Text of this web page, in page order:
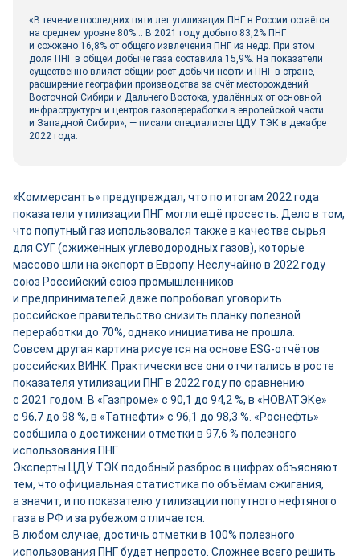
«В течение последних пяти лет утилизация ПНГ в России остаётся
на среднем уровне 80%… В 2021 году добыто 83,2% ПНГ
и сожжено 16,8% от общего извлечения ПНГ из недр. При этом
доля ПНГ в общей добыче газа составила 15,9%. На показатели
существенно влияет общий рост добычи нефти и ПНГ в стране,
расширение географии производства за счёт месторождений
Восточной Сибири и Дальнего Востока, удалённых от основной
инфраструктуры и центров газопереработки в европейской части
и Западной Сибири», — писали специалисты ЦДУ ТЭК в декабре
2022 года.
«Коммерсантъ» предупреждал, что по итогам 2022 года
показатели утилизации ПНГ могли ещё просесть. Дело в том,
что попутный газ использовался также в качестве сырья
для СУГ (сжиженных углеводородных газов), которые
массово шли на экспорт в Европу. Неслучайно в 2022 году
союз Российский союз промышленников
и предпринимателей даже попробовал уговорить
российское правительство снизить планку полезной
переработки до 70%, однако инициатива не прошла.
Совсем другая картина рисуется на основе ESG-отчётов
российских ВИНК. Практически все они отчитались в росте
показателя утилизации ПНГ в 2022 году по сравнению
с 2021 годом. В «Газпроме» с 90,1 до 94,2 %, в «НОВАТЭКе»
с 96,7 до 98 %, в «Татнефти» с 96,1 до 98,3 %. «Роснефть»
сообщила о достижении отметки в 97,6 % полезного
использования ПНГ.
Эксперты ЦДУ ТЭК подобный разброс в цифрах объясняют
тем, что официальная статистика по объёмам сжигания,
а значит, и по показателю утилизации попутного нефтяного
газа в РФ и за рубежом отличается.
В любом случае, достичь отметки в 100% полезного
использования ПНГ будет непросто. Сложнее всего решить